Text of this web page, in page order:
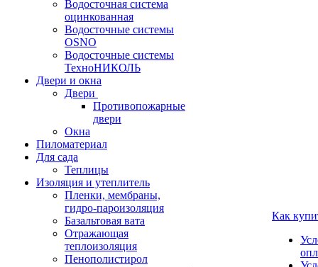
Водосточная система
оцинкованная
Водосточные системы
OSNO
Водосточные системы
ТехноНИКОЛЬ
Двери и окна
Двери
Противопожарные
двери
Окна
Пиломатериал
Для сада
Теплицы
Изоляция и утеплитель
Пленки, мембраны,
гидро-пароизоляция
Базальтовая вата
Отражающая
теплоизоляция
Пенополистирол
Как